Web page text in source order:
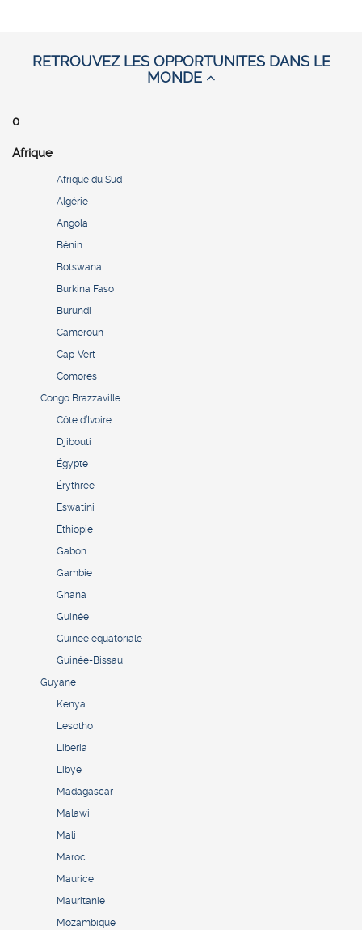
RETROUVEZ LES OPPORTUNITES DANS LE
MONDE
0
Afrique
Afrique du Sud
Algérie
Angola
Bénin
Botswana
Burkina Faso
Burundi
Cameroun
Cap-Vert
Comores
Congo Brazzaville
Côte d’Ivoire
Djibouti
Égypte
Érythrée
Eswatini
Éthiopie
Gabon
Gambie
Ghana
Guinée
Guinée équatoriale
Guinée-Bissau
Guyane
Kenya
Lesotho
Liberia
Libye
Madagascar
Malawi
Mali
Maroc
Maurice
Mauritanie
Mozambique